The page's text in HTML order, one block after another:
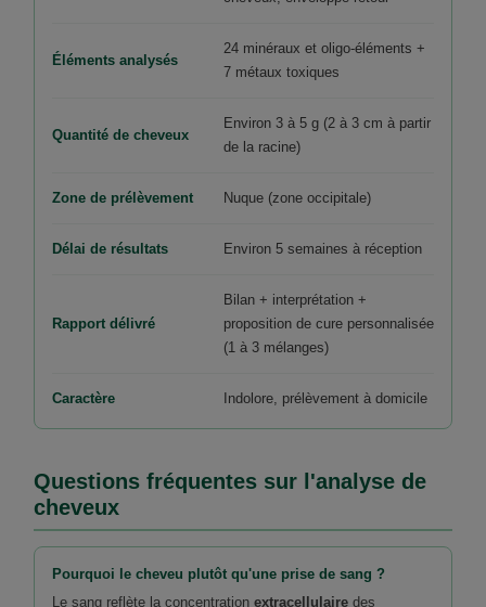
Éléments analysés
24 minéraux et oligo-éléments +
7 métaux toxiques
Quantité de cheveux
Environ 3 à 5 g (2 à 3 cm à partir
de la racine)
Zone de prélèvement Nuque (zone occipitale)
Délai de résultats Environ 5 semaines à réception
Rapport délivré
Bilan + interprétation +
proposition de cure personnalisée
(1 à 3 mélanges)
Caractère Indolore, prélèvement à domicile
Questions fréquentes sur l'analyse de
cheveux
Pourquoi le cheveu plutôt qu'une prise de sang ?
Le sang reflète la concentration extracellulaire des